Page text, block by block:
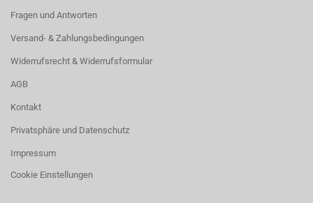
Fragen und Antworten
Versand- & Zahlungsbedingungen
Widerrufsrecht & Widerrufsformular
AGB
Kontakt
Privatsphäre und Datenschutz
Impressum
Cookie Einstellungen